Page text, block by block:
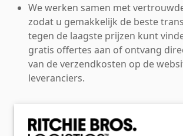
We werken samen met
zodat u gemakkelijk de beste
tegen de laagste prijzen kunt
gratis offertes aan of ontvang
van de verzendkosten op de
leveranciers.